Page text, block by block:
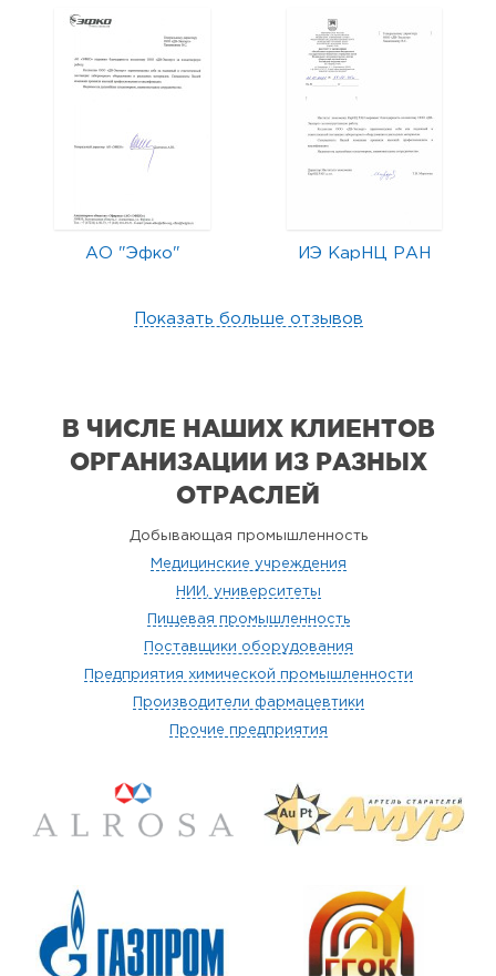
АО "Эфко" ИЭ КарНЦ РАН
Показать больше отзывов
В ЧИСЛЕ НАШИХ КЛИЕНТОВ
ОРГАНИЗАЦИИ ИЗ РАЗНЫХ
ОТРАСЛЕЙ
Добывающая промышленность
Медицинские учреждения
НИИ, университеты
Пищевая промышленность
Поставщики оборудования
Предприятия химической промышленности
Производители фармацевтики
Прочие предприятия